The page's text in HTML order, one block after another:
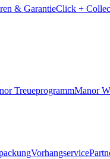
& GarantieClick +
TreueprogrammManor
Vorhangservice